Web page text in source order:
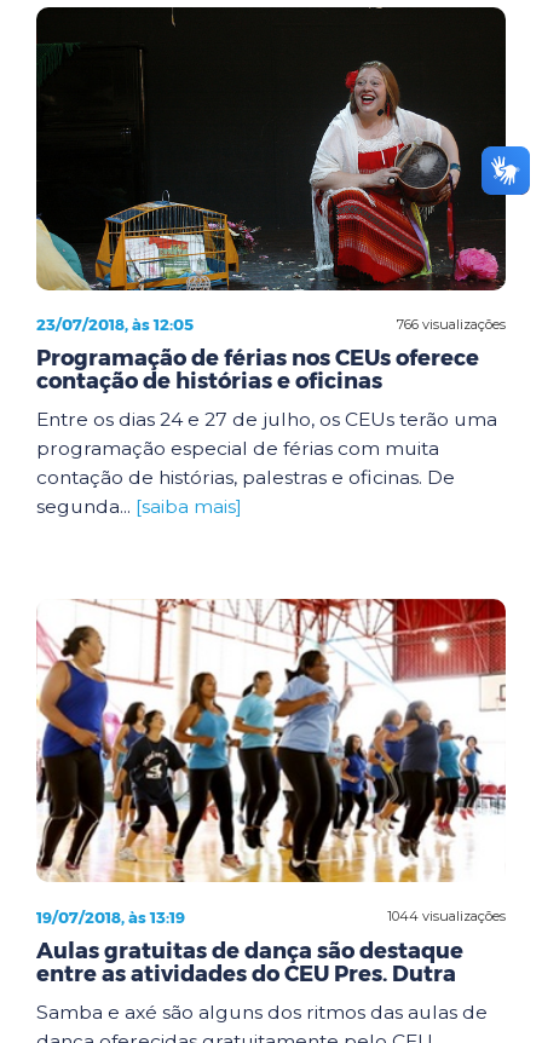
766 visualizações
23/07/2018, às 12:05
Programação de férias nos CEUs oferece
contação de histórias e oficinas
Entre os dias 24 e 27 de julho, os CEUs terão uma
programação especial de férias com muita
contação de histórias, palestras e oficinas. De
segunda... [saiba mais]
1044 visualizações
19/07/2018, às 13:19
Aulas gratuitas de dança são destaque
entre as atividades do CEU Pres. Dutra
Samba e axé são alguns dos ritmos das aulas de